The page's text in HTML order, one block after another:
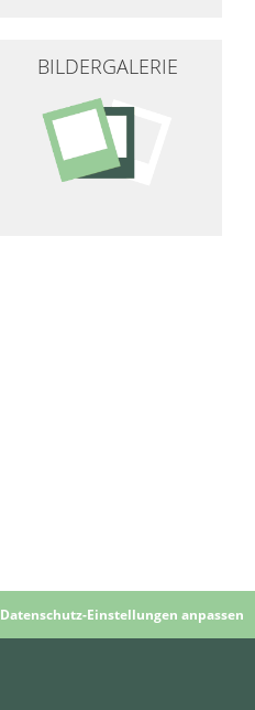
BILDERGALERIE
Datenschutz-Einstellungen anpassen